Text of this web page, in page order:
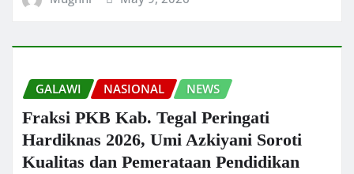
GALAWI NASIONAL NEWS
Fraksi PKB Kab. Tegal Peringati
Hardiknas 2026, Umi Azkiyani Soroti
Kualitas dan Pemerataan Pendidikan